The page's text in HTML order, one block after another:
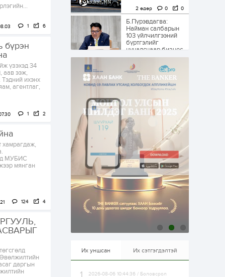
1 6
бүрэн
үзэхэд 34
аав ээж,
ихэнх
агентлаг,
1 2
хамрагдаж,
МУБИС
мянган
124 4
даргын
2 өдөр 0 0
Б.Пүрэвдагва:
Найман салбарын
103 үйлчилгээний
бүртгэлийг
цуцалснаар бизнес
эрхлэхэд таатай...
Долдугаар сард
709.503 зөрчил
бүртгэгджээ
2 өдөр 0 0
Цалинтай ээжийн 50
мянган төгрөгийн
тэтгэмжийг 500
мянгад хүргэх
өргөдөлд санал авч
эхэлжээ
2 өдөр 2
Б.Түмэн-Өлзий: Олон
улсад хуримтлуулсан
мэдлэг, туршлагаа эх
орныхоо хөгжилд
зориулна
Алтны үнэ дөрвөн
өсөж байна
2 өдөр
Их уншсан Их сэтгэгдэлтэй
2026-08-06 10:44:36 / Боловсрол